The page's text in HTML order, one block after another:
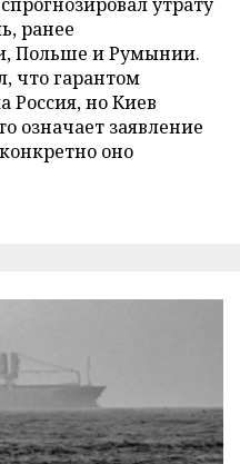
ранее
Польше и Румынии.
что гарантом
Россия, но Киев
означает заявление
оно